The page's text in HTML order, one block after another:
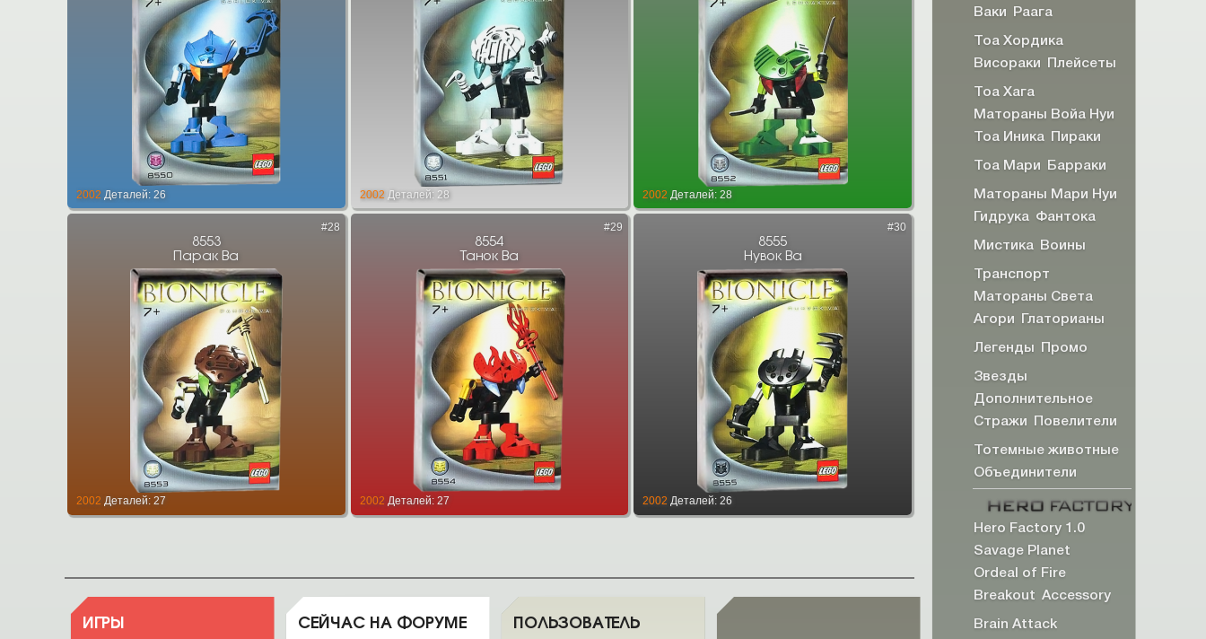
2002 Деталей: 26 2002 Деталей: 28 2002 Деталей: 28
#28
8553
Парак Ва
2002 Деталей: 27
#29
8554
Танок Ва
2002 Деталей: 27
#30
8555
Нувок Ва
2002 Деталей: 26
Ваки
Раага
Тоа Хордика
Висораки
Плейсеты
Тоа Хага
Матораны Войа Нуи
Тоа Иника
Пираки
Тоа Мари Барраки
Матораны Мари Нуи
Гидрука Фантока
Мистика Воины
Транспорт
Матораны Света
Агори
Глаторианы
Легенды Промо
Звезды
Дополнительное
Стражи
Повелители
Тотемные животные
Объединители
Hero Factory 1.0
Savage Planet
Ordeal of Fire
Breakout Accessory
Brain Attack
ИГРЫ
СЕЙЧАС НА ФОРУМЕ
ПОЛЬЗОВАТЕЛЬ